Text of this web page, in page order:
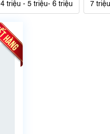
4 triệu - 5 triệu- 6 triệu 7